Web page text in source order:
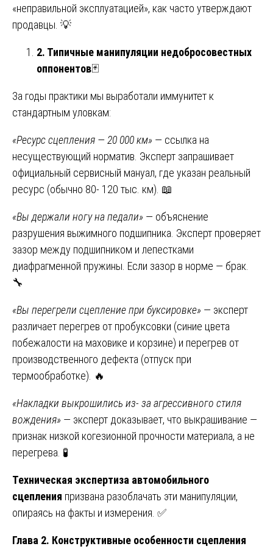
«неправильной эксплуатацией», как часто утверждают
продавцы. 💡
2. Типичные манипуляции недобросовестных
оппонентов🃏
За годы практики мы выработали иммунитет к
стандартным уловкам:
«Ресурс сцепления — 20 000 км» — ссылка на
несуществующий норматив. Эксперт запрашивает
официальный сервисный мануал, где указан реальный
ресурс (обычно 80- 120 тыс. км). 📖
«Вы держали ногу на педали» — объяснение
разрушения выжимного подшипника. Эксперт проверяет
зазор между подшипником и лепестками
диафрагменной пружины. Если зазор в норме — брак.
🔧
«Вы перегрели сцепление при буксировке» — эксперт
различает перегрев от пробуксовки (синие цвета
побежалости на маховике и корзине) и перегрев от
производственного дефекта (отпуск при
термообработке). 🔥
«Накладки выкрошились из- за агрессивного стиля
вождения» — эксперт доказывает, что выкрашивание —
признак низкой когезионной прочности материала, а не
перегрева. 🧪
Техническая экспертиза автомобильного
сцепления призвана разоблачать эти манипуляции,
опираясь на факты и измерения. ✅
Глава 2. Конструктивные особенности сцепления